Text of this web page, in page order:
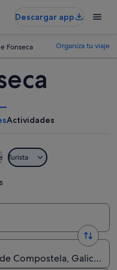
Descargar app
Fonseca Organiza tu viaje
Actividades
Turista
Compostela, Galicia,